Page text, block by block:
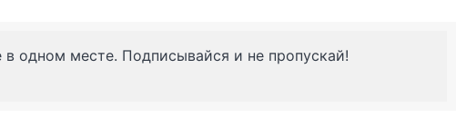
в одном месте. Подписывайся и не пропускай!